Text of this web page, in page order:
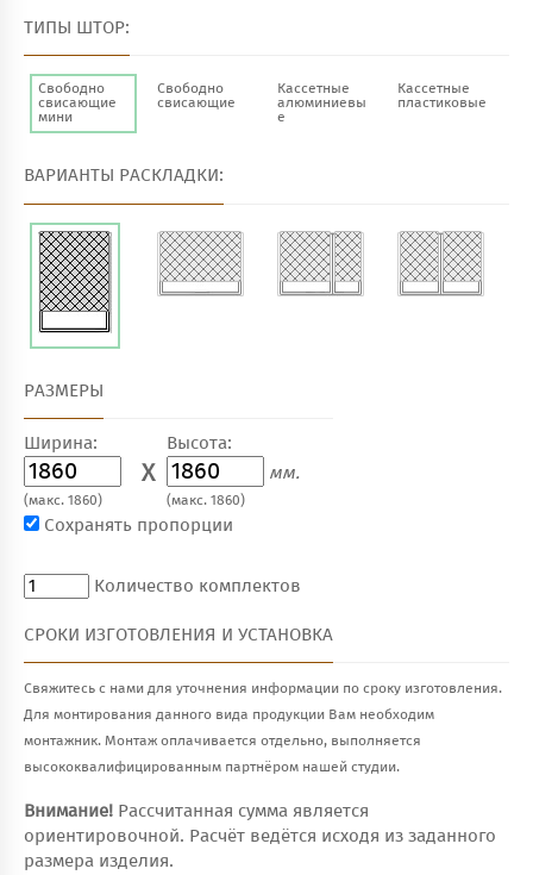
ТИПЫ ШТОР:
Свободно
свисающие
мини
Свободно
свисающие
Кассетные
алюминиевы
е
Кассетные
пластиковые
ВАРИАНТЫ РАСКЛАДКИ:
РАЗМЕРЫ
Ширина:
X
(макс. 1860)
Высота:
мм.
(макс. 1860)
Сохранять пропорции
Количество комплектов
СРОКИ ИЗГОТОВЛЕНИЯ И УСТАНОВКА
Свяжитесь с нами для уточнения информации по сроку изготовления.
Для монтирования данного вида продукции Вам необходим
монтажник. Монтаж оплачивается отдельно, выполняется
высококвалифицированным партнёром нашей студии.
Внимание! Рассчитанная сумма является
ориентировочной. Расчёт ведётся исходя из заданного
размера изделия.